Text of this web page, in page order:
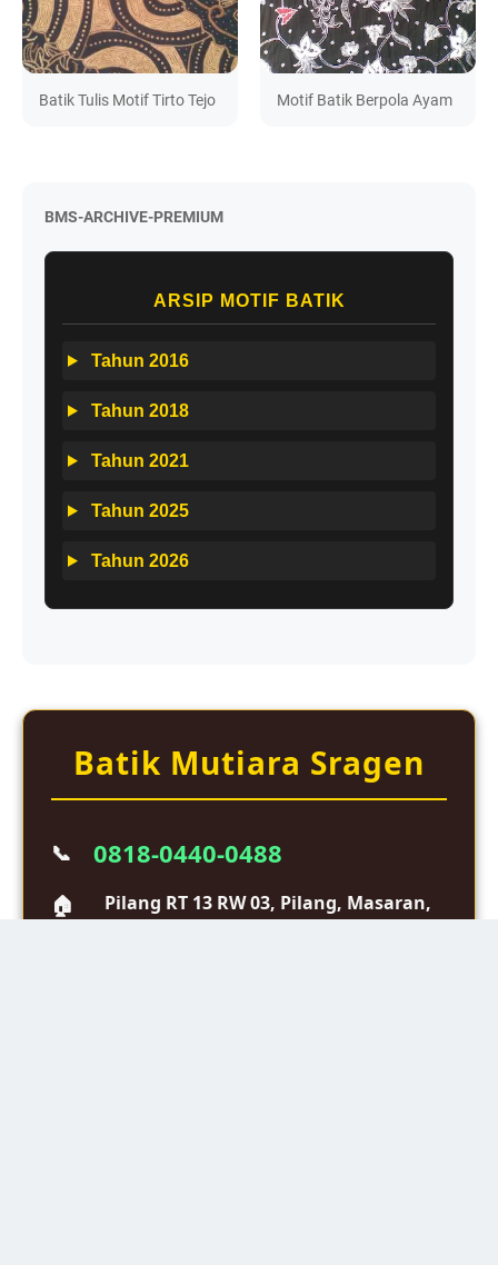
Batik Tulis Motif Tirto Tejo Motif Batik Berpola Ayam
BMS-ARCHIVE-PREMIUM
ARSIP MOTIF BATIK
Tahun 2016
Tahun 2018
Tahun 2021
Tahun 2025
Tahun 2026
Batik Mutiara Sragen
📞 0818-0440-0488
🏠
Pilang RT 13 RW 03, Pilang, Masaran,